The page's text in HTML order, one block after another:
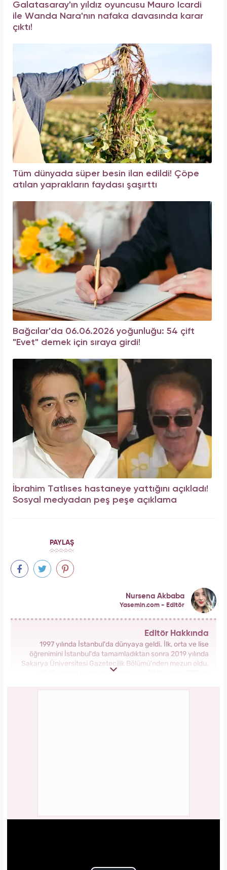
Galatasaray'ın yıldız oyuncusu Mauro Icardi
ile Wanda Nara'nın nafaka davasında karar
çıktı!
Tüm dünyada süper besin ilan edildi! Çöpe
atılan yaprakların faydası şaşırttı
Bağcılar'da 06.06.2026 yoğunluğu: 54 çift
"Evet" demek için sıraya girdi!
İbrahim Tatlıses hastaneye yattığını açıkladı!
Sosyal medyadan peş peşe açıklama
PAYLAŞ
Nursena Akbaba
Yasemin.com - Editör
Editör Hakkında
1997 yılında İstanbul'da dünyaya geldi. İlk, orta ve lise
öğrenimini İstanbul'da tamamladıktan sonra 2019 yılında
Sakarya Üniversitesi Gazetecilik Bölümü'nden mezun oldu.
2018 yılında Hürriyet Gazetesi ve 2019 yılında TRT'de
Grubu bünyesinde yer alan Yasemin.com'da İçerik Editörü